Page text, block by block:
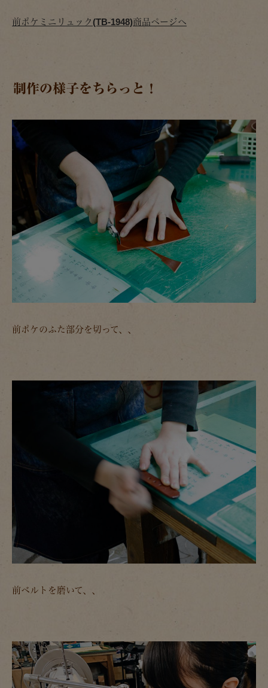
前ポケミニリュック(TB-1948)商品ページへ
制作の様子をちらっと！
前ポケのふた部分を切って、、
前ベルトを磨いて、、